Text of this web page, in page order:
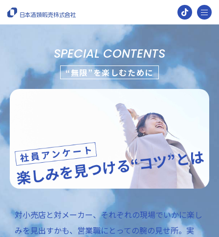
2028年卒ENTRY
Market and Business
マーケットとビジネス
ビジネスモデル
日酒販ならではの強み
メーカーとのビジネス創造
People and Work
社員インタビュー
流通本部 営業部
SPECIAL CONTENTS
“無限”を楽しむために
対小売店と対メーカー、それぞれの現場でいかに楽し
みを見出すかも、営業職にとっての腕の見せ所。実